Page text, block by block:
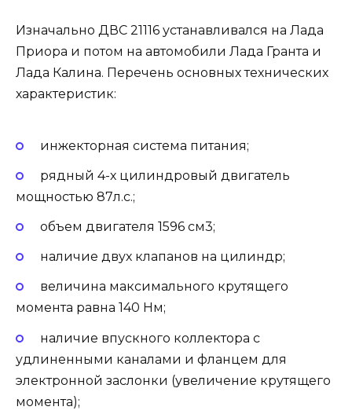
Изначально ДВС 21116 устанавливался на Лада
Приора и потом на автомобили Лада Гранта и
Лада Калина. Перечень основных технических
характеристик:
инжекторная система питания;
рядный 4-х цилиндровый двигатель
мощностью 87л.с.;
объем двигателя 1596 см3;
наличие двух клапанов на цилиндр;
величина максимального крутящего
момента равна 140 Нм;
наличие впускного коллектора с
удлиненными каналами и фланцем для
электронной заслонки (увеличение крутящего
момента);